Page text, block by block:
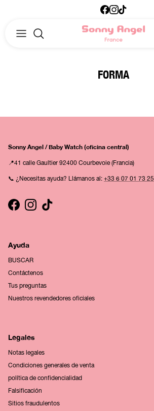
Facebook
Instagram
TikTok
FORMA
Sonny Angel / Baby Watch (oficina central)
📍41 calle Gaultier 92400 Courbevoie (Francia)
📞 ¿Necesitas ayuda? Llámanos al: +33 6 07 01 73 25
Facebook
Instagram
TikTok
Ayuda
BUSCAR
Contáctenos
Tus preguntas
Nuestros revendedores oficiales
Legales
Notas legales
Condiciones generales de venta
política de confidencialidad
Falsificación
Sitios fraudulentos